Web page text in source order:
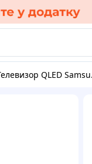
Телевизор QLED Samsung QE55QN90D 55 cali 4K UHD